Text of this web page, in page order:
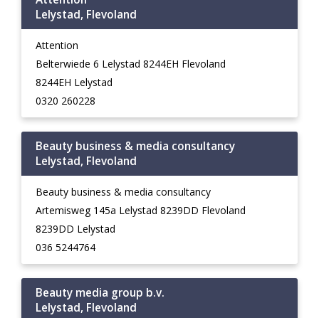
Lelystad, Flevoland
Attention
Belterwiede 6 Lelystad 8244EH Flevoland
8244EH Lelystad
0320 260228
Beauty business & media consultancy
Lelystad, Flevoland
Beauty business & media consultancy
Artemisweg 145a Lelystad 8239DD Flevoland
8239DD Lelystad
036 5244764
Beauty media group b.v.
Lelystad, Flevoland